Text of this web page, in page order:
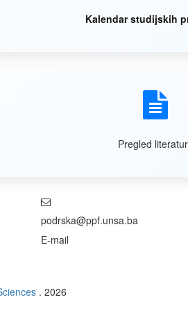
Kalendar studijskih
Pregled
podrska@ppf.unsa.ba
E-mail
. 2026